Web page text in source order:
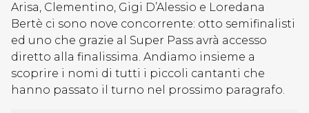
Arisa, Clementino, Gigi D’Alessio e Loredana
Bertè ci sono nove concorrente: otto semifinalisti
ed uno che grazie al Super Pass avrà accesso
diretto alla finalissima. Andiamo insieme a
scoprire i nomi di tutti i piccoli cantanti che
hanno passato il turno nel prossimo paragrafo.